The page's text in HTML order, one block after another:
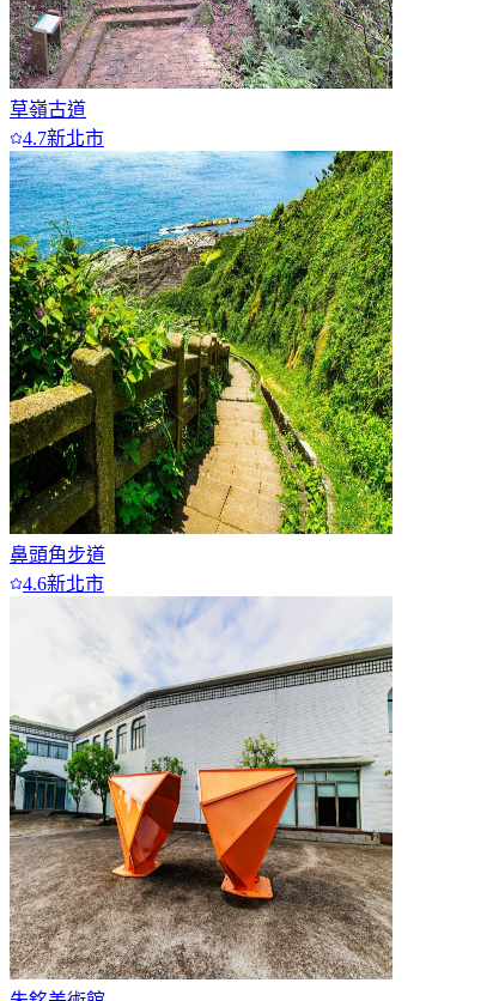
草嶺古道
4.7新北市
鼻頭角步道
4.6新北市